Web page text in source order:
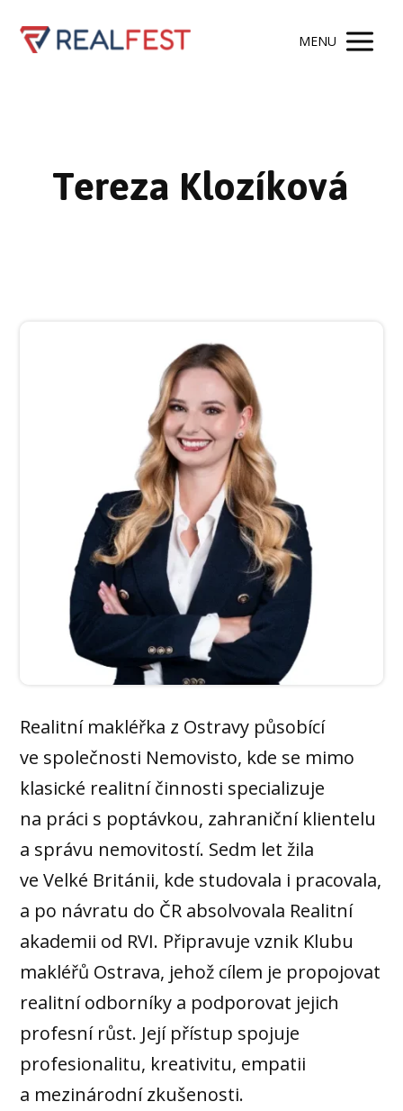
MENU
Tereza Klozíková
Realitní makléřka z Ostravy působící
ve společnosti Nemovisto, kde se mimo
klasické realitní činnosti specializuje
na práci s poptávkou, zahraniční klientelu
a správu nemovitostí. Sedm let žila
ve Velké Británii, kde studovala i pracovala,
a po návratu do ČR absolvovala Realitní
akademii od RVI. Připravuje vznik Klubu
makléřů Ostrava, jehož cílem je propojovat
realitní odborníky a podporovat jejich
profesní růst. Její přístup spojuje
profesionalitu, kreativitu, empatii
a mezinárodní zkušenosti.